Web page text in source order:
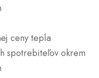
ceny tepla
spotrebiteľov okrem